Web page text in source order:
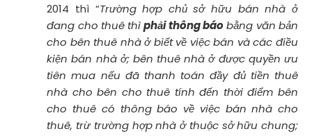
2014 thì “Trường hợp chủ sở hữu bán nhà ở
đang cho thuê thìphải thông báobằng văn bản
cho bên thuê nhà ở biết về việc bán và các điều
kiện bán nhà ở; bên thuê nhà ở được quyền ưu
tiên mua nếu đã thanh toán đầy đủ tiền thuê
nhà cho bên cho thuê tính đến thời điểm bên
cho thuê có thông báo về việc bán nhà cho
thuê, trừ trường hợp nhà ở thuộc sở hữu chung;